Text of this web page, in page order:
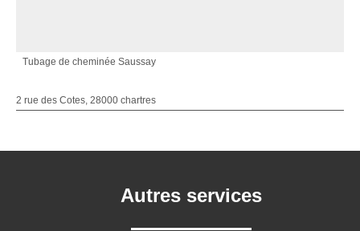
Tubage de cheminée Saussay
2 rue des Cotes, 28000 chartres
Autres services